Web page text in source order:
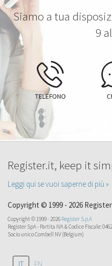
Siamo a tua
9
Register.it, keep it
Leggi qui se vuoi saperne di più »
Copyright © 1999 - 2026 Register
Copyright © 1999 - 2026 Register S.p.A
Register SpA - Partita IVA & Codice Fiscale:
Socio unico Combell NV (Belgium)